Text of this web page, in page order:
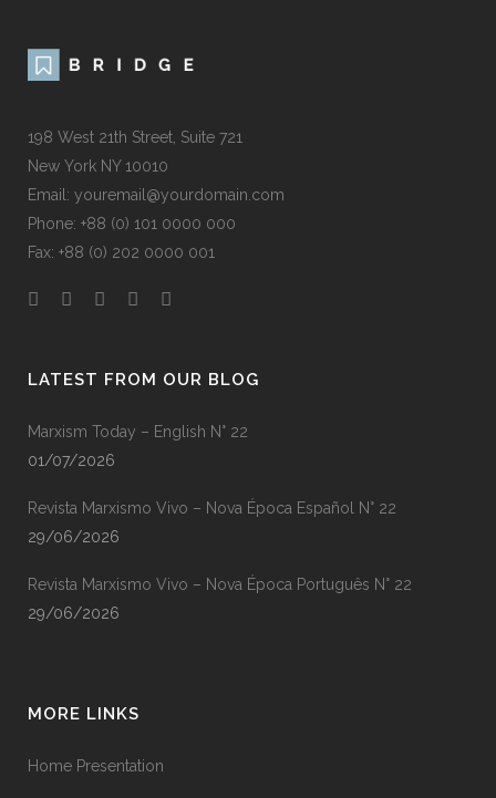
198 West 21th Street, Suite 721
New York NY 10010
Email: youremail@yourdomain.com
Phone: +88 (0) 101 0000 000
Fax: +88 (0) 202 0000 001
LATEST FROM OUR BLOG
Marxism Today – English N° 22
01/07/2026
Revista Marxismo Vivo – Nova Época Español N° 22
29/06/2026
Revista Marxismo Vivo – Nova Época Português N° 22
29/06/2026
MORE LINKS
Home Presentation